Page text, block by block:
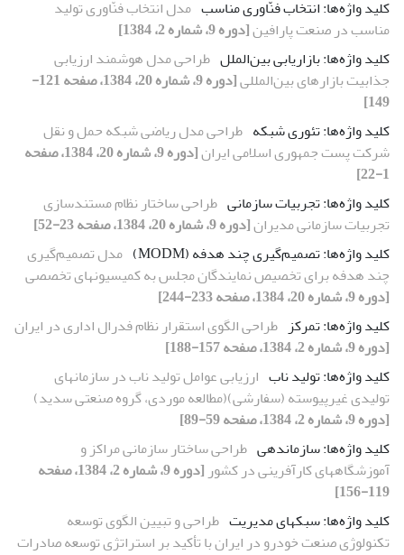
کلید واژه‌ها: انتخاب فنّاوری مناسب مدل انتخاب فنّاوری تولید
مناسب در صنعت پارافین[دوره 9، شماره 2، 1384]
کلید واژه‌ها: بازاریابی بین‌الملل طراحی مدل هوشمند ارزیابی
جذابیت بازارهای بین‌المللی
[دوره 9، شماره 20، 1384، صفحه 121-
149]
کلید واژه‌ها: تئوری شبکه طراحی مدل ریاضی شبکه حمل و نقل
شرکت پست جمهوری اسلامی ایران
[دوره 9، شماره 20، 1384، صفحه
1-22]
کلید واژه‌ها: تجربیات سازمانی طراحی ساختار نظام مستندسازی
تجربیات سازمانی مدیران[دوره 9، شماره 20، 1384، صفحه 23-52]
کلید واژه‌ها: تصمیم‌گیری چند هدفه (MODM)
مدل تصمیم‌گیری
چند هدفه برای تخصیص نمایندگان مجلس به کمیسیونهای تخصصی
[دوره 9، شماره 20، 1384، صفحه 233-244]
کلید واژه‌‌ها: تمرکز طراحی الگوی استقرار نظام فدرال اداری در ایران
[دوره 9، شماره 2، 1384، صفحه 157-188]
کلید واژه‌ها: تولید ناب ارزیابی عوامل تولید ناب در سازمانهای
تولیدی غیرپیوسته (سفارشی)(مطالعه موردی، گروه صنعتی سدید)
[دوره 9، شماره 2، 1384، صفحه 59-89]
کلید واژه‌ها: سازماندهی طراحی ساختار سازمانی مراکز و
آموزشگاههای کارآفرینی در کشور
[دوره 9، شماره 2، 1384، صفحه
119-156]
کلید واژه‌ها: سبکهای مدیریت طراحی و تبیین الگوی توسعه
تکنولوژی صنعت خودرو در ایران با تأکید بر استراتژی توسعه صادرات